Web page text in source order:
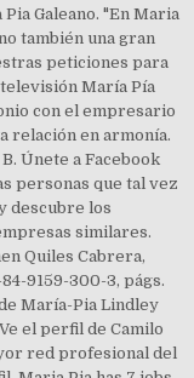
Galeano. "En Maria
también una gran
peticiones para
María Pía
con el empresario
relación en armonía.
Únete a Facebook
personas que tal vez
descubre los
similares.
Quiles Cabrera,
9159-300-3, págs.
María-Pia Lindley
el perfil de Camilo
red profesional del